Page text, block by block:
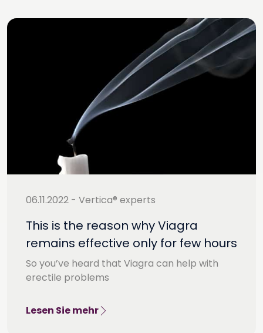
06.11.2022 - Vertica® experts
This is the reason why Viagra
remains effective only for few hours
So you’ve heard that Viagra can help with
erectile problems
Lesen Sie mehr